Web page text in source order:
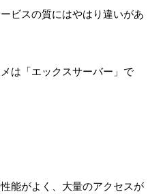
ビスの質にはやはり違いがあ
は「エックスサーバー」で
能がよく、大量のアクセスが